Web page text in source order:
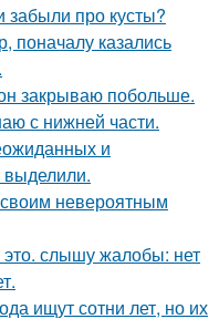
про кусты?
поначалу казались
закрываю побольше.
с нижней части.
и
выделили.
невероятным
слышу жалобы: нет
ищут сотни лет, но их